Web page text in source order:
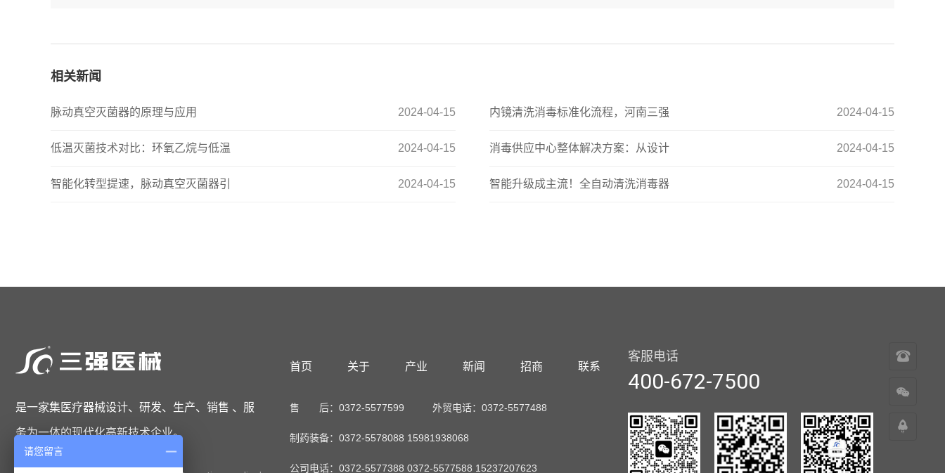
相关新闻
2024-04-15
脉动真空灭菌器的原理与应用 2024-04-15
内镜清洗消毒标准化流程，河南三强
2024-04-15
低温灭菌技术对比：环氧乙烷与低温 2024-04-15
消毒供应中心整体解决方案：从设计
2024-04-15
智能化转型提速，脉动真空灭菌器引 2024-04-15
智能升级成主流！全自动清洗消毒器
是一家集医疗器械设计、研发、生产、销售 、服
务为一体的现代化高新技术企业。
首页 关于 产业 新闻 招商 联系
售 后：0372-5577599 外贸电话：0372-5577488
制药装备：0372-5578088 15981938068
公司电话：0372-5577388 0372-5577588 15237207623
客服电话
400-672-7500
400-
7500
返
请您留言